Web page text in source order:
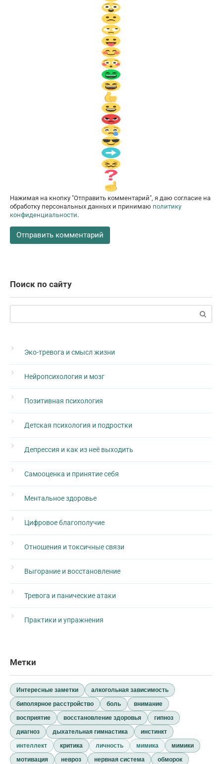
Нажимая на кнопку "Отправить комментарий", я даю согласие на
обработку персональных данных и принимаю политику
конфиденциальности.
Поиск по сайту
Эко-тревога и смысл жизни
Нейропсихология и мозг
Позитивная психология
Детская психология и подростки
Депрессия и как из неё выходить
Самооценка и принятие себя
Ментальное здоровье
Цифровое благополучие
Отношения и токсичные связи
Выгорание и восстановление
Тревога и панические атаки
Практики и упражнения
Метки
Интересные заметки
алкогольная зависимость
биполярное расстройство
боль
внимание
восприятие
восстановление здоровья
гипноз
диагноз
дыхательная гимнастика
инстинкт
интеллект
критика личность мимика
мимики
мотивация
невроз нервная система
обморок